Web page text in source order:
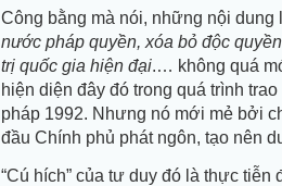
Công bằng mà nói, những nội dung
nước pháp quyền, xóa bỏ độc
trị quốc gia hiện đại.… không quá
hiện diện đây đó trong quá trình
pháp 1992. Nhưng nó mới mẻ bởi
đầu Chính phủ phát ngôn, tạo nên
“Cú hích” của tư duy đó là thực